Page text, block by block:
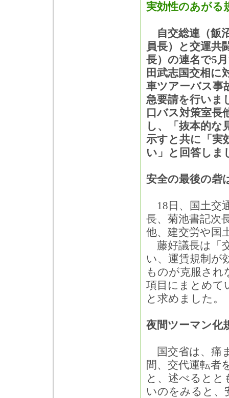
実効性のあがる
自交総連（飯
員長）と交運共
長）の連名で5
田武志国交相に
車ツアーバス事
急要請を行いま
口バス対策室長
し、「抜本的な
示すと共に「実
い」と回答しま
安全の最後の砦
18日、国土交
長、菊池書記次
他、建交労や国
藤好議長は「
い、運賃規制が
ものが克服され
項目にまとめて
と求めました。
夜間ツーマン化
国交省は、痛
間、交代運転者
と、述べるとと
いのをみると、